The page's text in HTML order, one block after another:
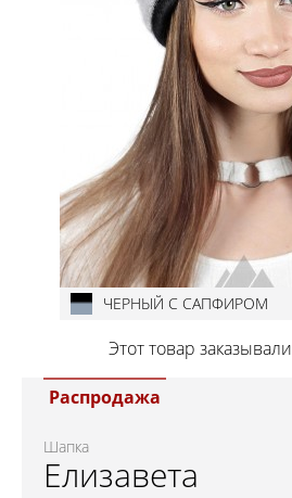
ЧЕРНЫЙ С САПФИРОМ
Этот товар заказывали
Распродажа
Шапка
Елизавета